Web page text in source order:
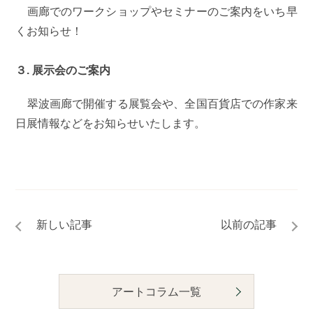
画廊でのワークショップやセミナーのご案内をいち早
くお知らせ！
３. 展示会のご案内
翠波画廊で開催する展覧会や、全国百貨店での作家来
日展情報などをお知らせいたします。
アートコラム一覧